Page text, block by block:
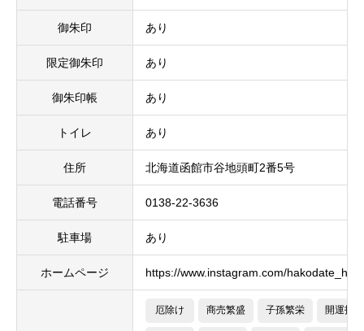
御朱印 あり
限定御朱印 あり
御朱印帳 あり
トイレ あり
住所 北海道函館市谷地頭町2番5号
電話番号 0138-22-3636
駐車場 あり
ホームページ https://www.instagram.com/
厄除け 商売繁盛 子孫繁栄 開運招福